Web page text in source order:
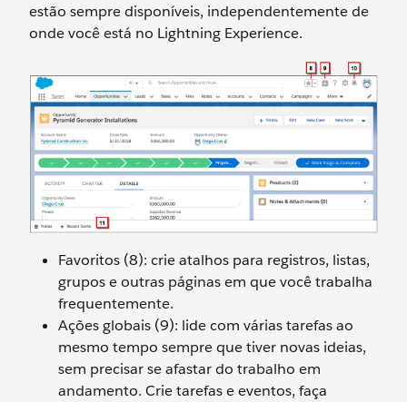
estão sempre disponíveis, independentemente de
onde você está no Lightning Experience.
Favoritos (8): crie atalhos para registros, listas,
grupos e outras páginas em que você trabalha
frequentemente.
Ações globais (9): lide com várias tarefas ao
mesmo tempo sempre que tiver novas ideias,
sem precisar se afastar do trabalho em
andamento. Crie tarefas e eventos, faça